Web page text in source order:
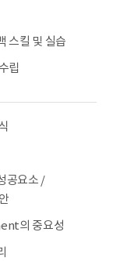
스킬 및 실습
립
공요소 /
의 중요성